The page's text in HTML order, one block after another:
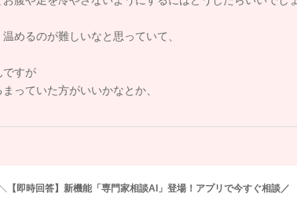
しっかりと行っていただくこともいいですね。
またひどくなるようなことがありましたら、かかりつけ
めるのが難しいなと思っていて、
ですが
っていた方がいいかなとか、
【即時回答】新機能「専門家相談AI」登場！アプリで今すぐ相談／